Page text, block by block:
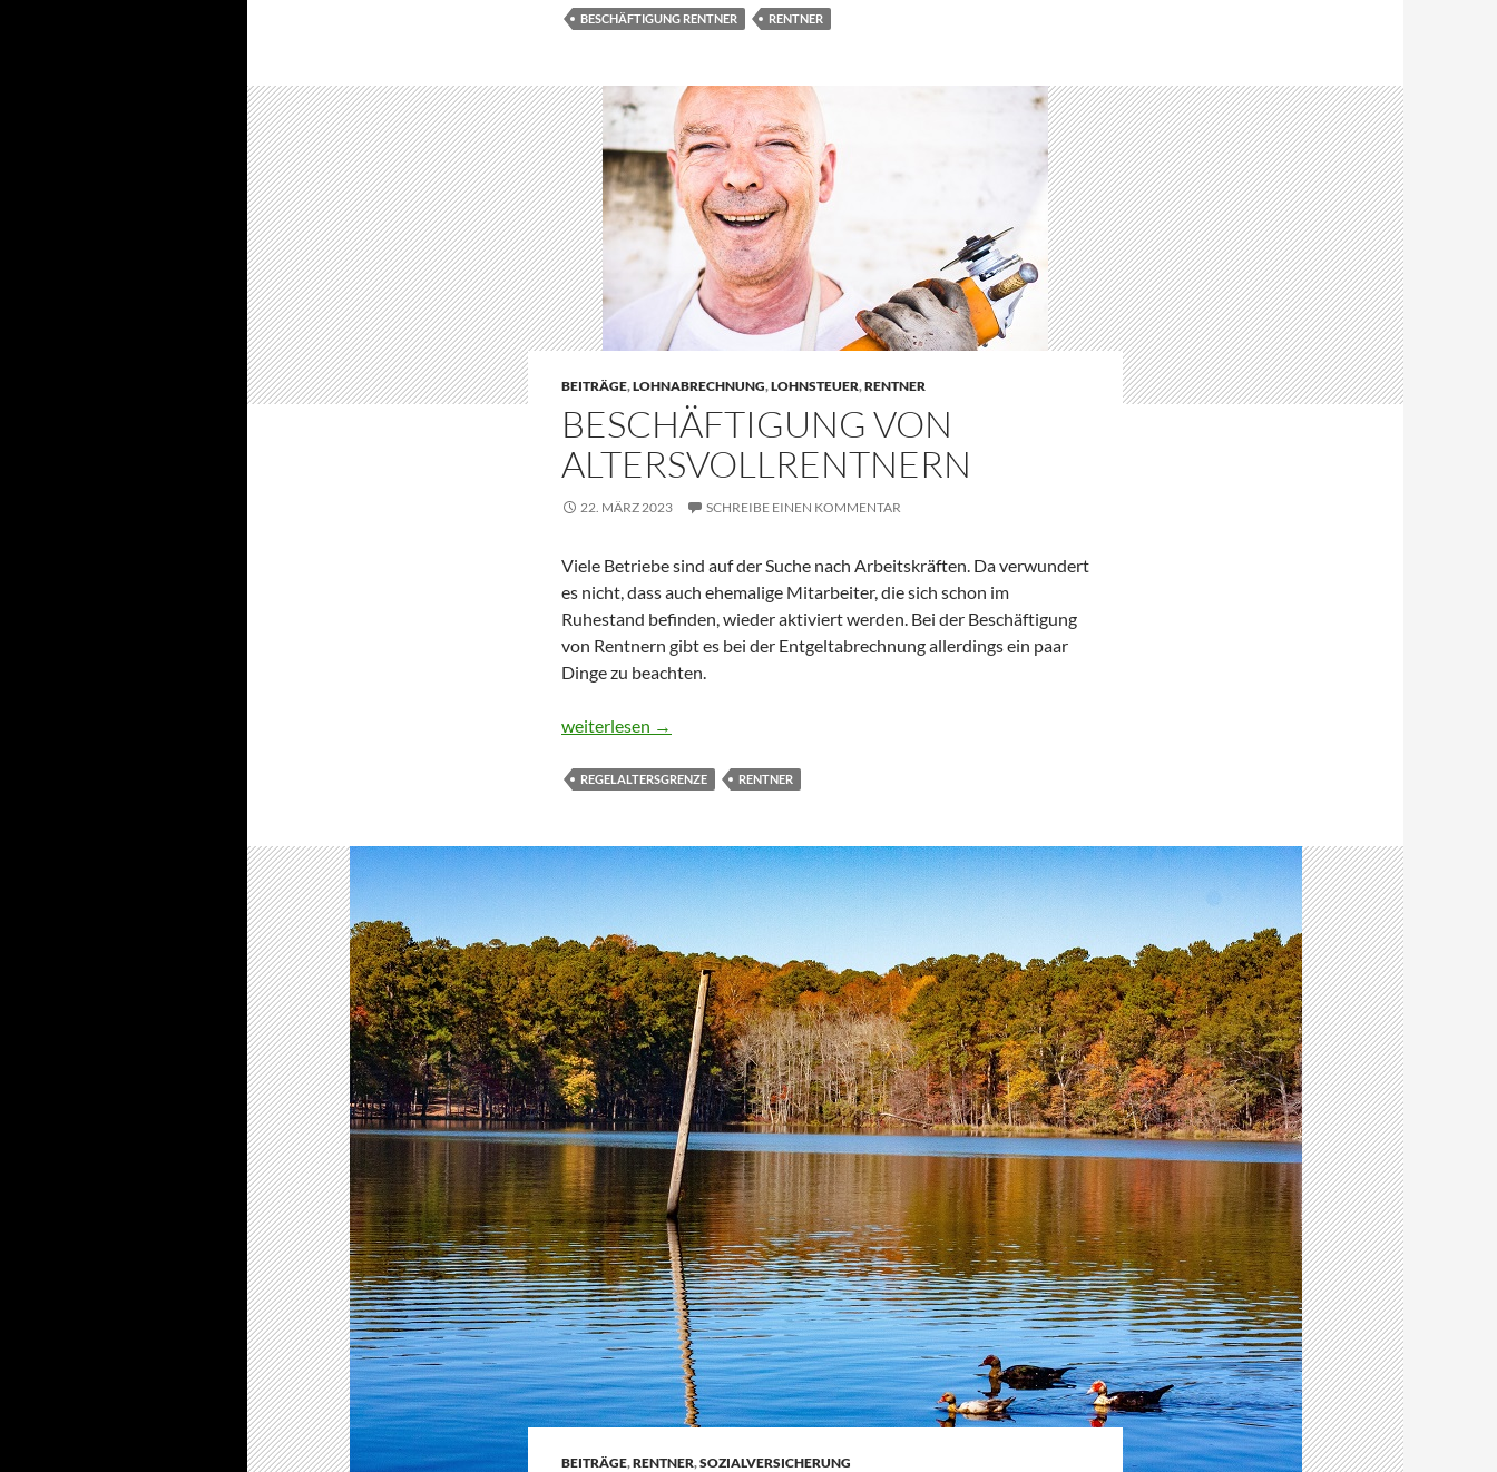
BESCHÄFTIGUNG RENTNER RENTNER
BEITRÄGE,LOHNABRECHNUNG,LOHNSTEUER,RENTNER
BESCHÄFTIGUNG VON
ALTERSVOLLRENTNERN
22. MÄRZ 2023 SCHREIBE EINEN KOMMENTAR
Viele Betriebe sind auf der Suche nach Arbeitskräften. Da verwundert
es nicht, dass auch ehemalige Mitarbeiter, die sich schon im
Ruhestand befinden, wieder aktiviert werden. Bei der Beschäftigung
von Rentnern gibt es bei der Entgeltabrechnung allerdings ein paar
Dinge zu beachten.
Beschäftigung von Altersvollrentnern
weiterlesen →
REGELALTERSGRENZE RENTNER
BEITRÄGE,RENTNER,SOZIALVERSICHERUNG